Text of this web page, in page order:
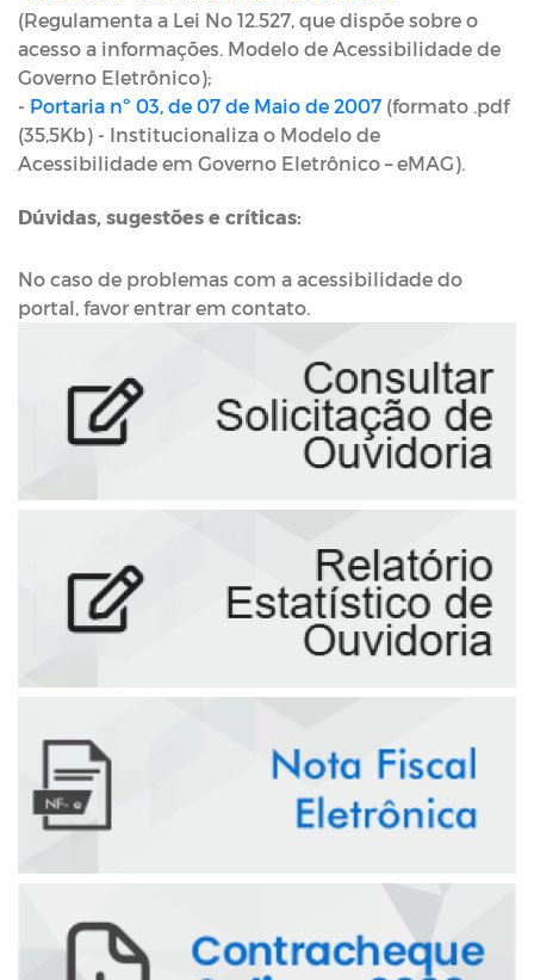
(Regulamenta a Lei No 12.527, que dispõe sobre o
acesso a informações. Modelo de Acessibilidade de
Governo Eletrônico);
- Portaria nº 03, de 07 de Maio de 2007 (formato .pdf
(35,5Kb) - Institucionaliza o Modelo de
Acessibilidade em Governo Eletrônico – eMAG).
Dúvidas, sugestões e críticas:
No caso de problemas com a acessibilidade do
portal, favor entrar em contato.